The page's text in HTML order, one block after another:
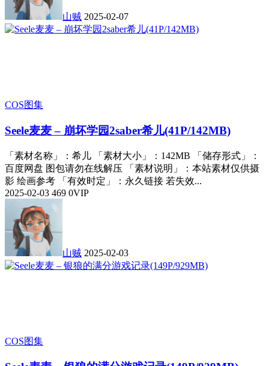
山贼 2025-02-07
COS图集
Seele麦麦 – 崩坏学园2saber希儿(41P/142MB)
「素材名称」：希儿 「素材大小」：142MB 「储存形式」：
百度网盘 图包请勿在线解压 「素材说明」：本站素材仅供摄
影 绘画参考 「有效时定」：永久链接 若失效...
2025-02-03 469 0VIP
山贼 2025-02-03
COS图集